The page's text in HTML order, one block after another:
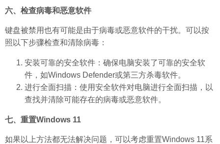
六、检查病毒和恶意软件
键盘被禁用也有可能是由于病毒或恶意软件的干扰。可以按
照以下步骤检查和清除病毒：
安装可靠的安全软件：确保电脑安装了可靠的安全软
件，如Windows Defender或第三方杀毒软件。
进行全面扫描：使用安全软件对电脑进行全面扫描，以
查找并清除可能存在的病毒或恶意软件。
七、重置Windows 11
如果以上方法都无法解决问题，可以考虑重置Windows 11系